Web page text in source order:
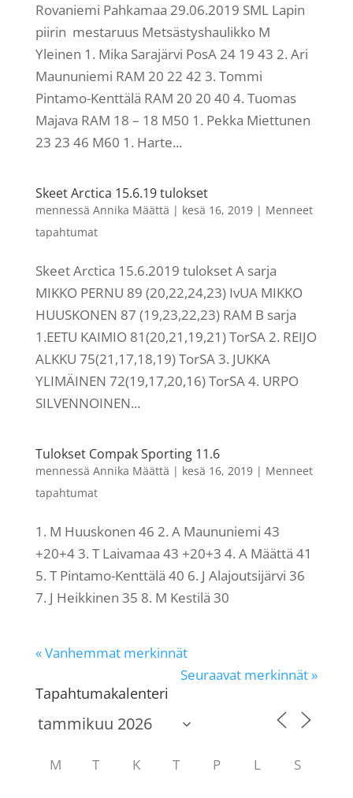
Rovaniemi Pahkamaa 29.06.2019 SML Lapin
piirin mestaruus Metsästyshaulikko M
Yleinen 1. Mika Sarajärvi PosA 24 19 43 2. Ari
Maununiemi RAM 20 22 42 3. Tommi
Pintamo-Kenttälä RAM 20 20 40 4. Tuomas
Majava RAM 18 – 18 M50 1. Pekka Miettunen
23 23 46 M60 1. Harte...
Skeet Arctica 15.6.19 tulokset
mennessä Annika Määttä | kesä 16, 2019| Menneet
tapahtumat
Skeet Arctica 15.6.2019 tulokset A sarja
MIKKO PERNU 89 (20,22,24,23) IvUA MIKKO
HUUSKONEN 87 (19,23,22,23) RAM B sarja
1.EETU KAIMIO 81(20,21,19,21) TorSA 2. REIJO
ALKKU 75(21,17,18,19) TorSA 3. JUKKA
YLIMÄINEN 72(19,17,20,16) TorSA 4. URPO
SILVENNOINEN...
Tulokset Compak Sporting 11.6
mennessä Annika Määttä | kesä 16, 2019| Menneet
tapahtumat
1. M Huuskonen 46 2. A Maununiemi 43
+20+4 3. T Laivamaa 43 +20+3 4. A Määttä 41
5. T Pintamo-Kenttälä 40 6. J Alajoutsijärvi 36
7. J Heikkinen 35 8. M Kestilä 30
« Vanhemmat merkinnät
Seuraavat merkinnät »
Tapahtumakalenteri
M T K T P L S